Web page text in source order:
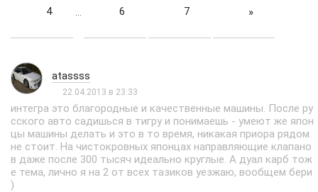
4 … 6 7 »
atassss
22.04.2013 в 23:33
интегра это благородные и качественные машины. После ру
сского авто садишься в тигру и понимаешь - умеют же япон
цы машины делать и это в то время, никакая приора рядом
не стоит. На чистокровных японцах направляющие клапано
в даже после 300 тысяч идеально круглые. А дуал карб тож
е тема, лично я на 2 от всех тазиков уезжаю, вообщем бери
)